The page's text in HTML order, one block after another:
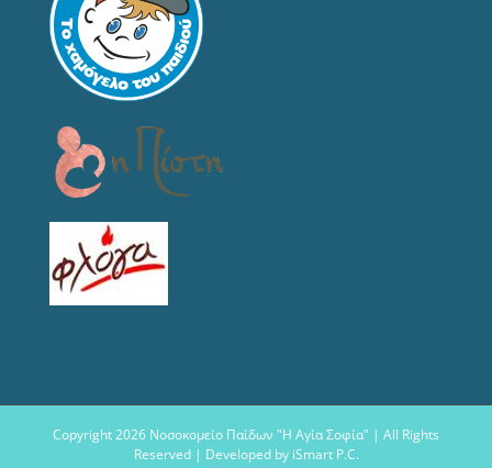
Copyright2026 Νοσοκομείο Παίδων "Η Αγία Σοφία" | All Rights
Reserved | Developed by iSmart P.C.